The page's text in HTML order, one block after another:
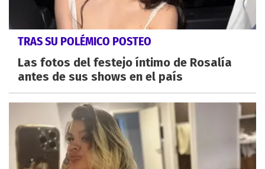
TRAS SU POLÉMICO POSTEO
Las fotos del festejo íntimo de Rosalía
antes de sus shows en el país